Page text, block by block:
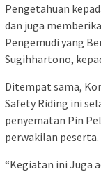
Pengetahuan
dan juga
Pengemudi yang
Sugihhartono,
Ditempat sama,
Safety Riding ini
penyematan Pin
perwakilan peserta.
“Kegiatan ini Juga